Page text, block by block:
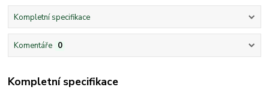
Kompletní specifikace
Komentáře 0
Kompletní specifikace